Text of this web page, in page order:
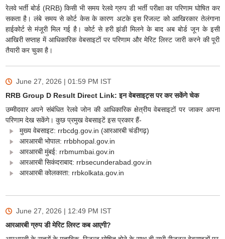
रेलवे भर्ती बोर्ड (RRB) किसी भी समय रेलवे ग्रुप डी भर्ती परीक्षा का परिणाम घोषित कर
सकता है। लंबे समय से कोर्ट केस के कारण अटके इस रिजल्ट को आखिरकार तेलंगाना
हाईकोर्ट से मंजूरी मिल गई है। कोर्ट से हरी झंडी मिलने के बाद अब बोर्ड जून के इसी
आखिरी सप्ताह में आधिकारिक वेबसाइटों पर परिणाम और मेरिट लिस्ट जारी करने की पूरी
तैयारी कर चुका है।
June 27, 2026 | 01:59 PM IST
RRB Group D Result Direct Link: इन वेबसाइट्स पर कर सकेंगे चेक
उम्मीदवार अपने संबंधित रेलवे जोन की आधिकारिक क्षेत्रीय वेबसाइटों पर जाकर अपना
परिणाम देख सकेंगे। कुछ प्रमुख वेबसाइटें इस प्रकार हैं-
मुख्य वेबसाइट: rrbcdg.gov.in (आरआरबी चंडीगढ़)
आरआरबी भोपाल: rrbbhopal.gov.in
आरआरबी मुंबई: rrbmumbai.gov.in
आरआरबी सिकंदराबाद: rrbsecunderabad.gov.in
आरआरबी कोलकाता: rrbkolkata.gov.in
June 27, 2026 | 12:49 PM IST
आरआरबी ग्रुप डी मेरिट लिस्ट कब आएगी?